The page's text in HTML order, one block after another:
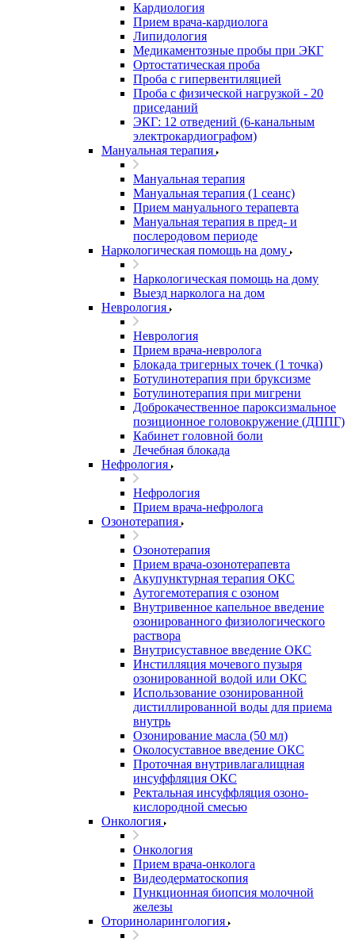
Кардиология
Прием врача-кардиолога
Липидология
Медикаментозные пробы при ЭКГ
Ортостатическая проба
Проба с гипервентиляцией
Проба с физической нагрузкой - 20
приседаний
ЭКГ: 12 отведений (6-канальным
электрокардиографом)
Мануальная терапия
Мануальная терапия
Мануальная терапия (1 сеанс)
Прием мануального терапевта
Мануальная терапия в пред- и
послеродовом периоде
Наркологическая помощь на дому
Наркологическая помощь на дому
Выезд нарколога на дом
Неврология
Неврология
Прием врача-невролога
Блокада тригерных точек (1 точка)
Ботулинотерапия при бруксизме
Ботулинотерапия при мигрени
Доброкачественное пароксизмальное
позиционное головокружение (ДППГ)
Кабинет головной боли
Лечебная блокада
Нефрология
Нефрология
Прием врача-нефролога
Озонотерапия
Озонотерапия
Прием врача-озонотерапевта
Акупунктурная терапия ОКС
Аутогемотерапия с озоном
Внутривенное капельное введение
озонированного физиологического
раствора
Внутрисуставное введение ОКС
Инстилляция мочевого пузыря
озонированной водой или ОКС
Использование озонированной
дистиллированной воды для приема
внутрь
Озонирование масла (50 мл)
Околосуставное введение ОКС
Проточная внутривлагалищная
инсуффляция ОКС
Ректальная инсуффляция озоно-
кислородной смесью
Онкология
Онкология
Прием врача-онколога
Видеодерматоскопия
Пункционная биопсия молочной
железы
Оториноларингология